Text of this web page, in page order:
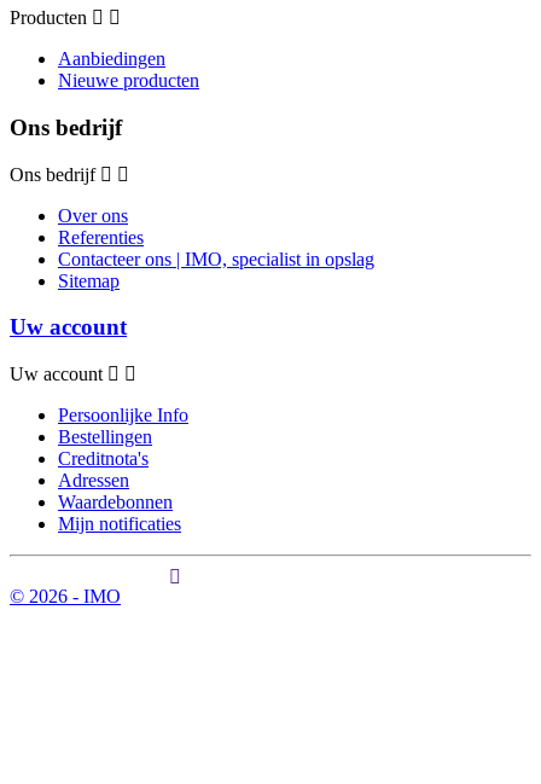
Producten
Aanbiedingen
Nieuwe producten
Ons bedrijf
Ons bedrijf
Over ons
Referenties
Contacteer ons | IMO, specialist in opslag
Sitemap
Uw account
Uw account
Persoonlijke Info
Bestellingen
Creditnota's
Adressen
Waardebonnen
Mijn notificaties
© 2026 - IMO